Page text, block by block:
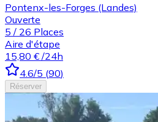
Pontenx-les-Forges (Landes)
Ouverte
5 / 26 Places
Aire d'étape
15,80 € /24h
4.6/5 (90)
Réserver